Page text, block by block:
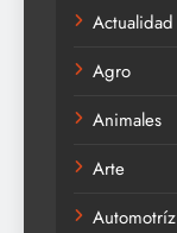
Actualidad
Agro
Animales
Arte
Automotríz